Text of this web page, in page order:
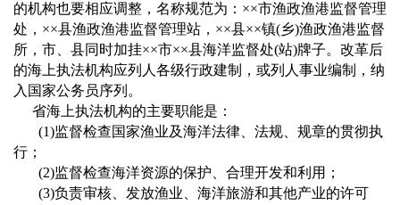
的机构也要相应调整，名称规范为：××市渔政渔港监督管理
处，××县渔政渔港监督管理站，××县××镇(乡)渔政渔港监督
所，市、县同时加挂××市××县海洋监督处(站)牌子。改革后
的海上执法机构应列人各级行政建制，或列人事业编制，纳
入国家公务员序列。
省海上执法机构的主要职能是：
(1)监督检查国家渔业及海洋法律、法规、规章的贯彻执
行；
(2)监督检查海洋资源的保护、合理开发和利用；
(3)负责审核、发放渔业、海洋旅游和其他产业的许可